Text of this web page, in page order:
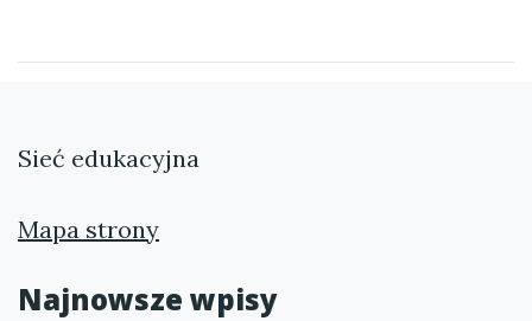
Sieć edukacyjna
Mapa strony
Najnowsze wpisy